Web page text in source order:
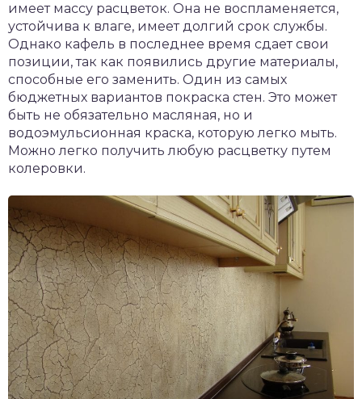
имеет массу расцветок. Она не воспламеняется,
устойчива к влаге, имеет долгий срок службы.
Однако кафель в последнее время сдает свои
позиции, так как появились другие материалы,
способные его заменить. Один из самых
бюджетных вариантов покраска стен. Это может
быть не обязательно масляная, но и
водоэмульсионная краска, которую легко мыть.
Можно легко получить любую расцветку путем
колеровки.